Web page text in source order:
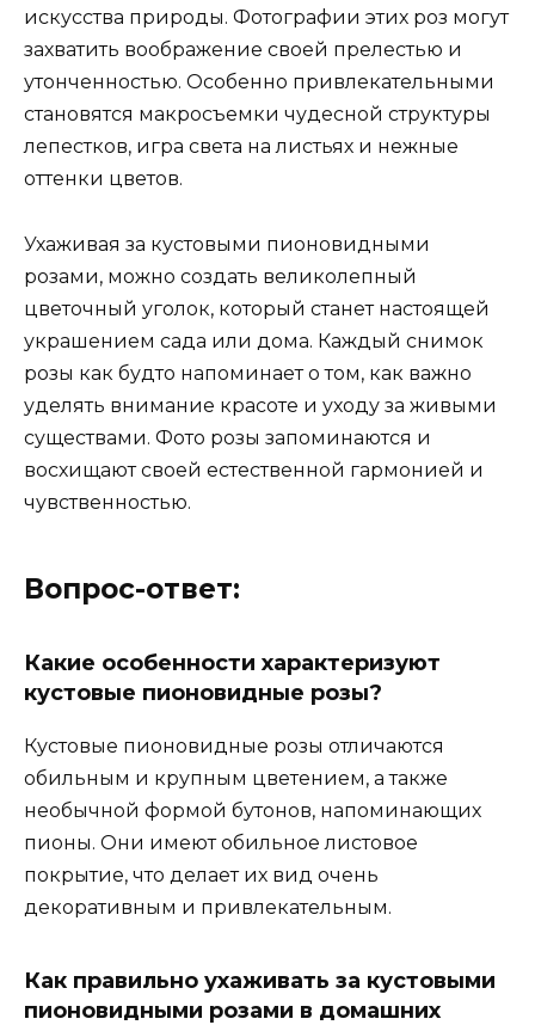
искусства природы. Фотографии этих роз могут
захватить воображение своей прелестью и
утонченностью. Особенно привлекательными
становятся макросъемки чудесной структуры
лепестков, игра света на листьях и нежные
оттенки цветов.
Ухаживая за кустовыми пионовидными
розами, можно создать великолепный
цветочный уголок, который станет настоящей
украшением сада или дома. Каждый снимок
розы как будто напоминает о том, как важно
уделять внимание красоте и уходу за живыми
существами. Фото розы запоминаются и
восхищают своей естественной гармонией и
чувственностью.
Вопрос-ответ:
Какие особенности характеризуют
кустовые пионовидные розы?
Кустовые пионовидные розы отличаются
обильным и крупным цветением, а также
необычной формой бутонов, напоминающих
пионы. Они имеют обильное листовое
покрытие, что делает их вид очень
декоративным и привлекательным.
Как правильно ухаживать за кустовыми
пионовидными розами в домашних